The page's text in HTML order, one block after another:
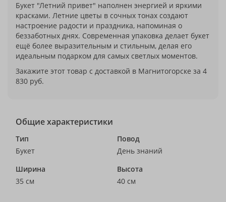
Букет "Летний привет" наполнен энергией и яркими
красками. Летние цветы в сочных тонах создают
настроение радости и праздника, напоминая о
беззаботных днях. Современная упаковка делает букет
ещё более выразительным и стильным, делая его
идеальным подарком для самых светлых моментов.
Закажите этот товар с доставкой в Магнитогорске за 4
830 руб.
Общие характеристики
Тип
Букет
Повод
День знаний
Ширина
35 см
Высота
40 см